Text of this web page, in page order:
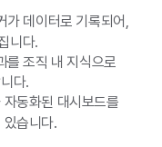
가 데이터로 기록되어,
니다.
조직 내 지식으로
다.
동화된 대시보드를
습니다.